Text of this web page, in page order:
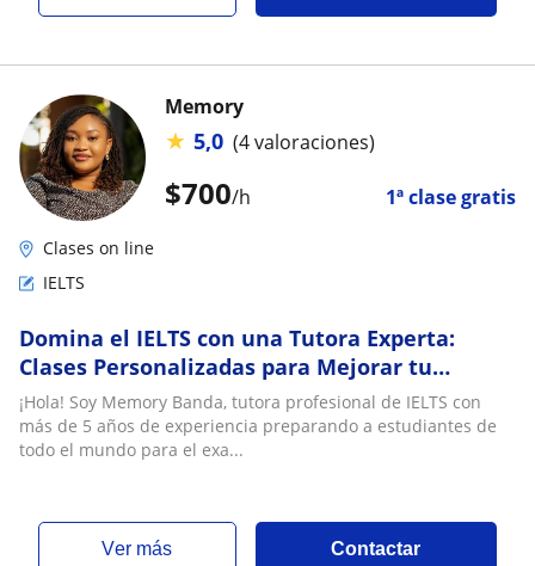
$700/h 1ª clase gratis
Memory
★ 5,0 (4 valoraciones)
Clases on line
IELTS
Domina el IELTS con una Tutora Experta:
Clases Personalizadas para Mejorar tu
Puntaje en Listening, Reading, Writing y
Speaking
¡Hola! Soy Memory Banda, tutora profesional de IELTS con
más de 5 años de experiencia preparando a estudiantes de
todo el mundo para el exa...
ver más Contactar